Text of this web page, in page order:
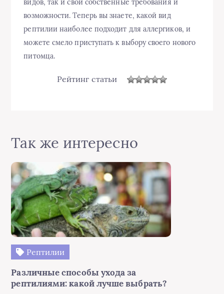
видов, так и свои собственные требования и
возможности. Теперь вы знаете, какой вид
рептилии наиболее подходит для аллергиков, и
можете смело приступать к выбору своего нового
питомца.
Рейтинг статьи
Так же интересно
Рептилии
Различные способы ухода за
рептилиями: какой лучше выбрать?